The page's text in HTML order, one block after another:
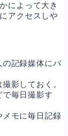
によって大き
アクセスしや
の記録媒体にバ
影しておく。
で毎日撮影す
メモに毎日記録